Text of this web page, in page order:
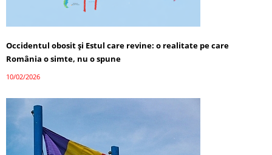
Occidentul obosit și Estul care revine: o realitate pe care
România o simte, nu o spune
10/02/2026